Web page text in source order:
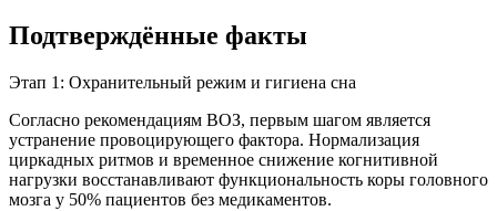
Подтверждённые факты
Этап 1: Охранительный режим и гигиена сна
Согласно рекомендациям ВОЗ, первым шагом является
устранение провоцирующего фактора. Нормализация
циркадных ритмов и временное снижение когнитивной
нагрузки восстанавливают функциональность коры головного
мозга у 50% пациентов без медикаментов.